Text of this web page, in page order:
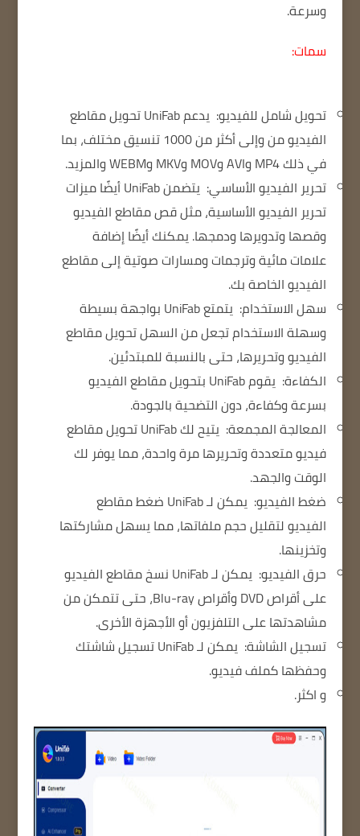
وسرعة.
سمات:
تحويل شامل للفيديو:
يدعم UniFab تحويل مقاطع
الفيديو من وإلى أكثر من 1000 تنسيق مختلف، بما
في ذلك MP4 وAVI وMOV وMKV وWEBM والمزيد.
تحرير الفيديو الأساسي:
يتضمن UniFab أيضًا ميزات
تحرير الفيديو الأساسية، مثل قص مقاطع الفيديو
وقصها وتدويرها ودمجها.يمكنك أيضًا إضافة
علامات مائية وترجمات ومسارات صوتية إلى مقاطع
الفيديو الخاصة بك.
سهل الاستخدام:
يتمتع UniFab بواجهة بسيطة
وسهلة الاستخدام تجعل من السهل تحويل مقاطع
الفيديو وتحريرها، حتى بالنسبة للمبتدئين.
الكفاءة:
يقوم UniFab بتحويل مقاطع الفيديو
بسرعة وكفاءة، دون التضحية بالجودة.
المعالجة المجمعة:
يتيح لك UniFab تحويل مقاطع
فيديو متعددة وتحريرها مرة واحدة، مما يوفر لك
الوقت والجهد.
ضغط الفيديو:
يمكن لـ UniFab ضغط مقاطع
الفيديو لتقليل حجم ملفاتها، مما يسهل مشاركتها
وتخزينها.
حرق الفيديو:
يمكن لـ UniFab نسخ مقاطع الفيديو
على أقراص DVD وأقراص Blu-ray، حتى تتمكن من
مشاهدتها على التلفزيون أو الأجهزة الأخرى.
تسجيل الشاشة:
يمكن لـ UniFab تسجيل شاشتك
وحفظها كملف فيديو.
و اكثر.